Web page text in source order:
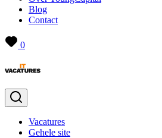
Blog
Contact
0
Vacatures
Gehele site